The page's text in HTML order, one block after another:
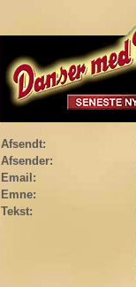
Afsendt:
Afsender:
Email:
Emne:
Tekst: